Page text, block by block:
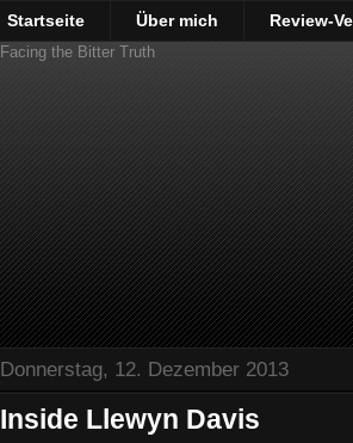
Startseite Über mich Review-
Donnerstag, 12. Dezember 2013
Inside Llewyn Davis